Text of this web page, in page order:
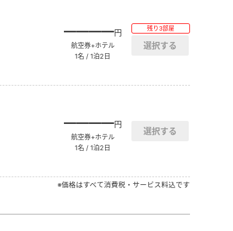
――――円
航空券+ホテル
1名 / 1泊2日
残り3部屋
――――円
航空券+ホテル
1名 / 1泊2日
※価格はすべて消費税・サービス料込です